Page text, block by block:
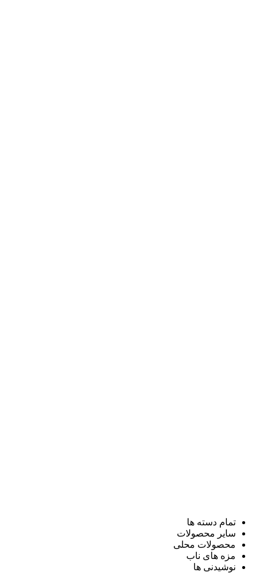
تمام دسته ها
سایر محصولات
محصولات محلی
مزه های ناب
نوشیدنی ها